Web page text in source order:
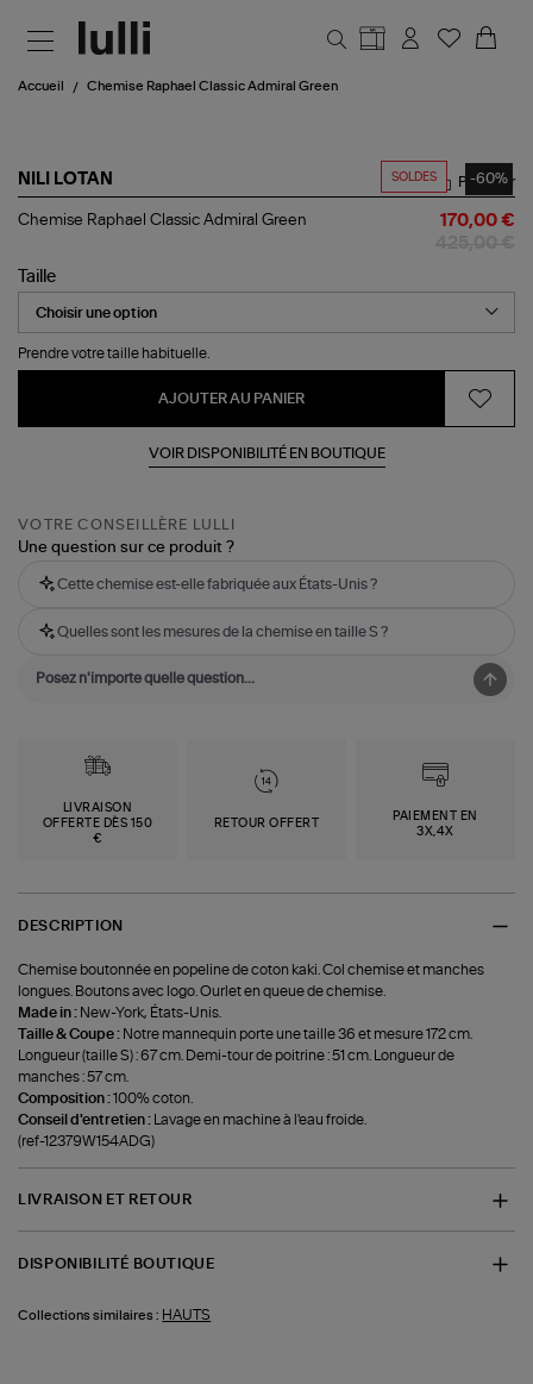
Accueil Chemise Raphael Classic Admiral Green
SOLDES -60%
NILI LOTAN
Chemise
Admiral
Green
Partager
Chemise Raphael Classic Admiral Green 170,00 €
Taille
Prendre votre taille habituelle.
AJOUTER AU PANIER
VOIR DISPONIBILITÉ EN BOUTIQUE
VOTRE CONSEILLÈRE LULLI
Une question sur ce produit ?
Cette chemise est-elle fabriquée aux États-Unis ?
Quelles sont les mesures de la chemise en taille S ?
LIVRAISON
OFFERTE DÈS 150
€
RETOUR OFFERT
PAIEMENT EN
3X,4X
DESCRIPTION
Chemise boutonnée en popeline de coton kaki. Col chemise et manches
longues. Boutons avec logo. Ourlet en queue de chemise.
Made in : New-York, États-Unis.
Taille & Coupe : Notre mannequin porte une taille 36 et mesure 172 cm.
Longueur (taille S) : 67 cm. Demi-tour de poitrine : 51 cm. Longueur de
manches : 57 cm.
Composition :100% coton.
Conseil d'entretien :
Lavage en machine à l'eau froide.
(ref-12379W154ADG)
LIVRAISON ET RETOUR
DISPONIBILITÉ BOUTIQUE
Collections similaires : HAUTS